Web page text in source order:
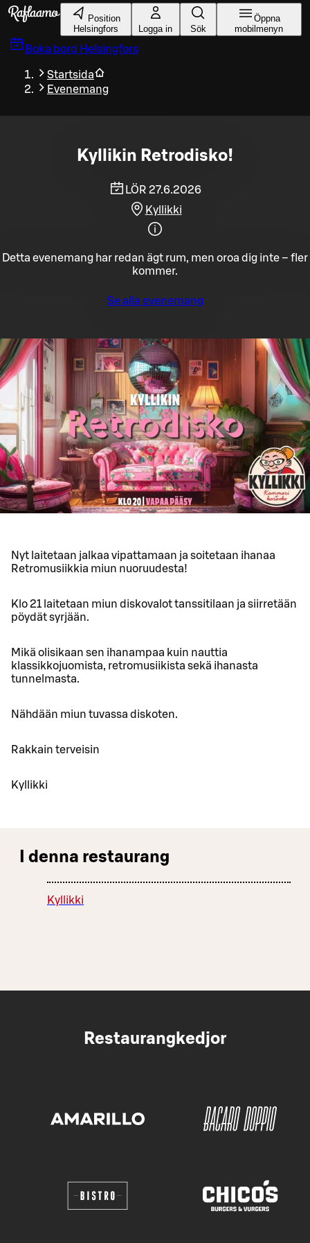
Gå till huvudinnehållet
Position
Helsingfors
Logga in Sök
Öppna
mobilmenyn
Boka bord Helsingfors
Startsida
Evenemang
Kyllikin Retrodisko!
LÖR 27.6.2026
Kyllikki
Detta evenemang har redan ägt rum, men oroa dig inte – fler
kommer.
Se alla evenemang
Nyt laitetaan jalkaa vipattamaan ja soitetaan ihanaa
Retromusiikkia miun nuoruudesta!
Klo 21 laitetaan miun diskovalot tanssitilaan ja siirretään
pöydät syrjään.
Mikä olisikaan sen ihanampaa kuin nauttia
klassikkojuomista, retromusiikista sekä ihanasta
tunnelmasta.
Nähdään miun tuvassa diskoten.
Rakkain terveisin
Kyllikki
I denna restaurang
Kyllikki
Restaurangkedjor